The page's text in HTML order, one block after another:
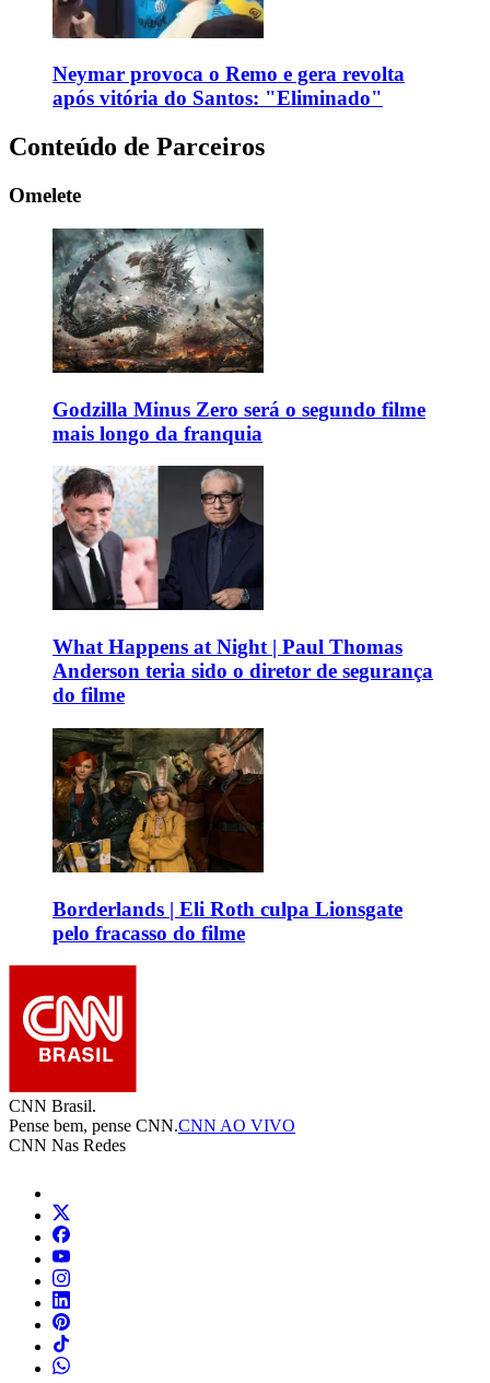
Neymar provoca o Remo e gera revolta
após vitória do Santos: "Eliminado"
Conteúdo de Parceiros
Omelete
Godzilla Minus Zero será o segundo filme
mais longo da franquia
What Happens at Night | Paul Thomas
Anderson teria sido o diretor de segurança
do filme
Borderlands | Eli Roth culpa Lionsgate
pelo fracasso do filme
CNN Brasil.
Pense bem, pense CNN.CNN AO VIVO
CNN Nas Redes